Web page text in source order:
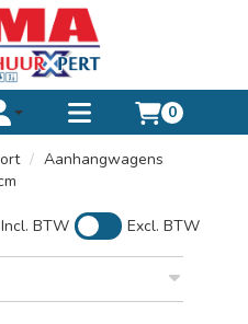
Toggle account dropdown
Toggle
menu
0
Aanhangwagens
Incl. BTW Excl. BTW